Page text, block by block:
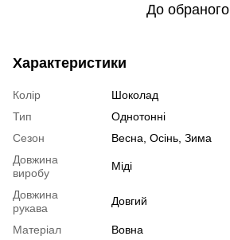
До обраного
Характеристики
Колір
Шоколад
Тип
Однотонні
Сезон
Весна, Осінь, Зима
Довжина
виробу
Міді
Довжина
рукава
Довгий
Матеріал
Вовна